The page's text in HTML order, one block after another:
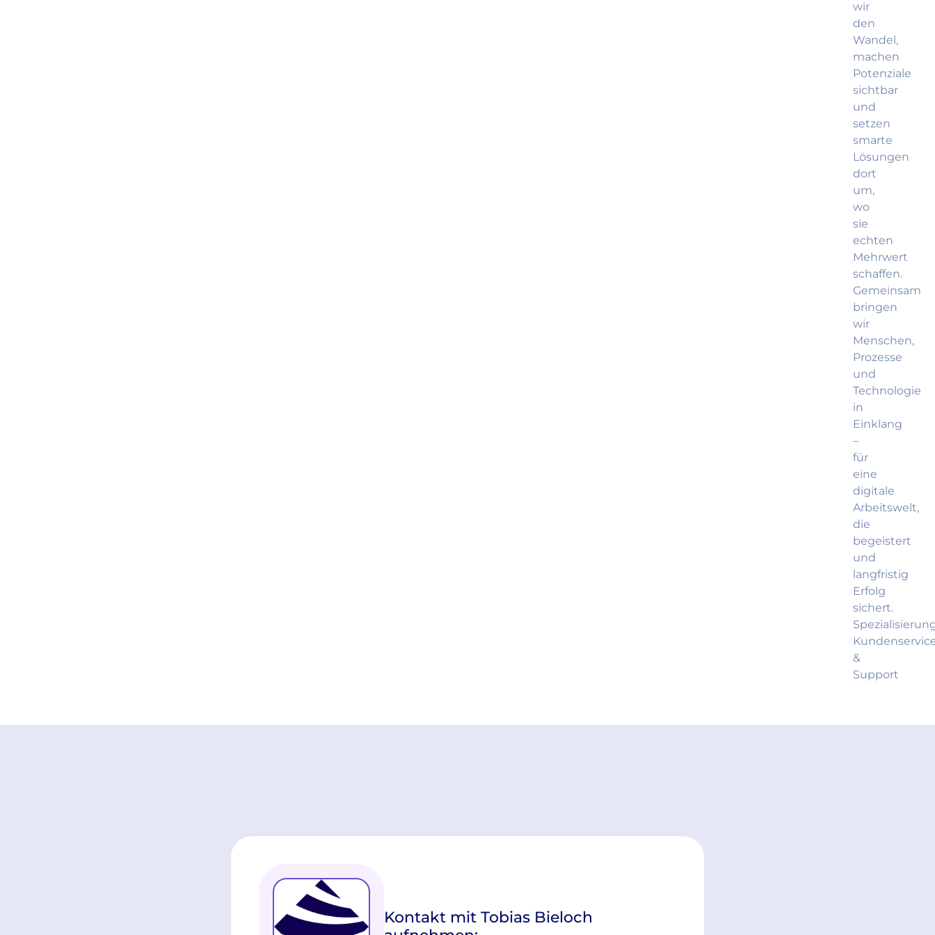
wir
den
Wandel,
machen
Potenziale
sichtbar
und
setzen
smarte
Lösungen
dort
um,
wo
sie
echten
Mehrwert
schaffen.
Gemeinsam
bringen
wir
Menschen,
Prozesse
und
Technologie
in
Einklang
–
für
eine
digitale
Arbeitswelt,
die
begeistert
und
langfristig
Erfolg
sichert.
&
Support
Kontakt mit Tobias Bieloch